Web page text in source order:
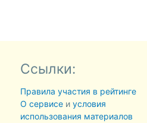
Ссылки:
Правила участия в рейтинге
О сервисеи условия
использования материалов